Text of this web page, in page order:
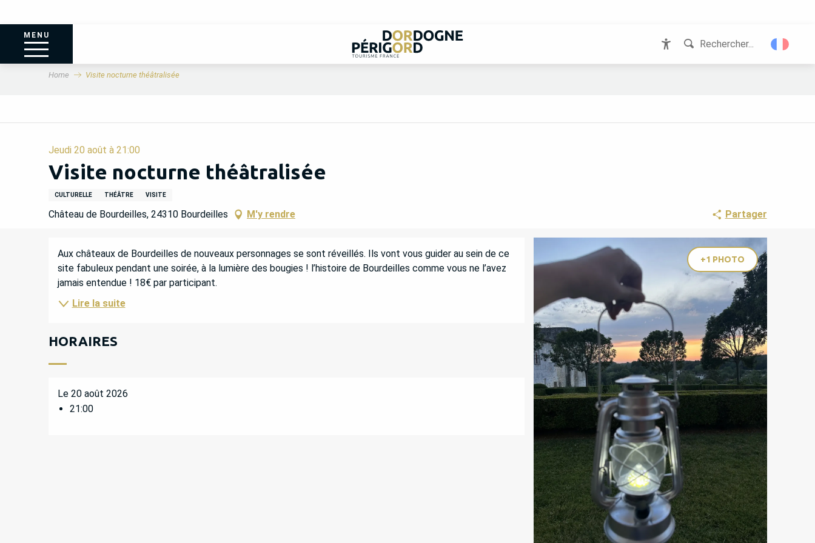
MENU
Rechercher...
Home Visite nocturne théâtralisée
Jeudi 20 août à 21:00
Visite nocturne théâtralisée
CULTURELLE THÉÂTRE VISITE
Château de Bourdeilles, 24310 Bourdeilles M'y rendre Partager
+1 PHOTO
DESCRIPTION
Aux châteaux de Bourdeilles de nouveaux personnages se sont réveillés. Ils vont vous guider au sein de ce
site fabuleux pendant une soirée, à la lumière des bougies ! l’histoire de Bourdeilles comme vous ne l’avez
jamais entendue ! 18€ par participant.
Lire la suite
HORAIRES
Le 20 août 2026
21:00